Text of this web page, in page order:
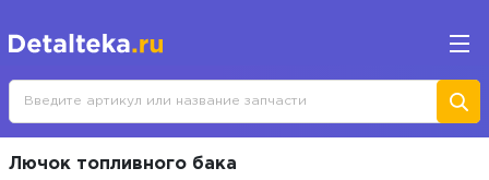
Лючок топливного бака